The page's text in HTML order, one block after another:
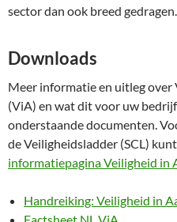
sector dan ook breed gedragen.
Downloads
Meer informatie en uitleg
(ViA) en wat dit voor uw
onderstaande documenten.
de Veiligheidsladder (SCL)
informatiepagina Veiligheid in
Handreiking: Veiligheid in